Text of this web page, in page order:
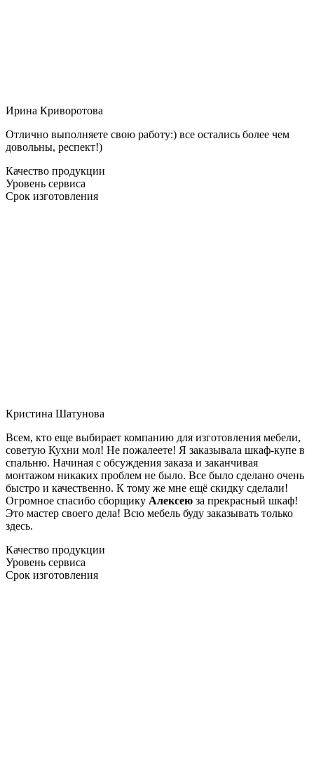
Ирина Криворотова
Отлично выполняете свою работу:) все остались более чем
довольны, респект!)
Качество продукции
Уровень сервиса
Срок изготовления
Кристина Шатунова
Всем, кто еще выбирает компанию для изготовления мебели,
советую Кухни мол! Не пожалеете! Я заказывала шкаф-купе в
спальню. Начиная с обсуждения заказа и заканчивая
монтажом никаких проблем не было. Все было сделано очень
быстро и качественно. К тому же мне ещё скидку сделали!
Огромное спасибо сборщику Алексею за прекрасный шкаф!
Это мастер своего дела! Всю мебель буду заказывать только
здесь.
Качество продукции
Уровень сервиса
Срок изготовления